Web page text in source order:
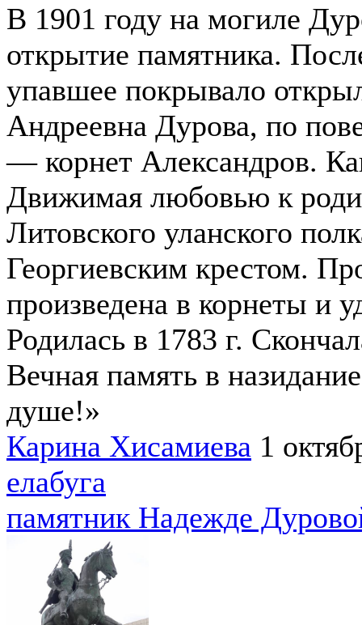
В 1901 году на могиле
открытие памятника.
упавшее покрывало
Андреевна Дурова, по
— корнет Александров.
Движимая любовью к
Литовского уланского
Георгиевским крестом.
произведена в корнеты и
Родилась в 1783 г.
Вечная память в
душе!»
Карина Хисамиева 1
елабуга
памятник Надежде